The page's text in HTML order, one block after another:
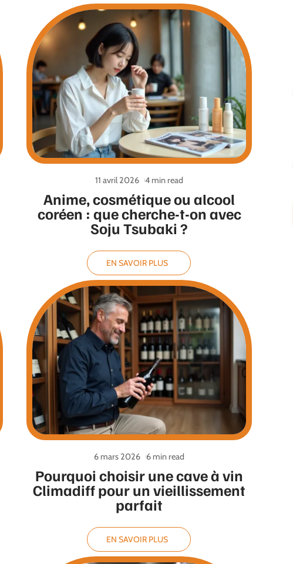
Anime, cosmétique ou alcool
coréen : que cherche-t-on avec
Soju Tsubaki ?
11 avril 2026 4 min read
EN SAVOIR PLUS
Pourquoi choisir une cave à vin
Climadiff pour un vieillissement
parfait
6 mars 2026 6 min read
EN SAVOIR PLUS